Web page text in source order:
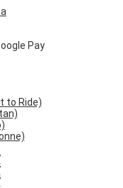
to Ride)